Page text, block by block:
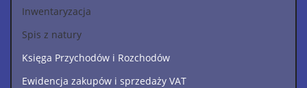
Inwentaryzacja
Spis z natury
Księga Przychodów i Rozchodów
Ewidencja zakupów i sprzedaży VAT